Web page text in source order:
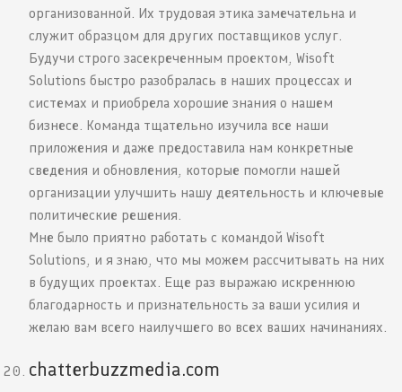
организованной. Их трудовая этика замечательна и
служит образцом для других поставщиков услуг.
Будучи строго засекреченным проектом, Wisoft
Solutions быстро разобралась в наших процессах и
системах и приобрела хорошие знания о нашем
бизнесе. Команда тщательно изучила все наши
приложения и даже предоставила нам конкретные
сведения и обновления, которые помогли нашей
организации улучшить нашу деятельность и ключевые
политические решения.
Мне было приятно работать с командой Wisoft
Solutions, и я знаю, что мы можем рассчитывать на них
в будущих проектах. Еще раз выражаю искреннюю
благодарность и признательность за ваши усилия и
желаю вам всего наилучшего во всех ваших начинаниях.
chatterbuzzmedia.com